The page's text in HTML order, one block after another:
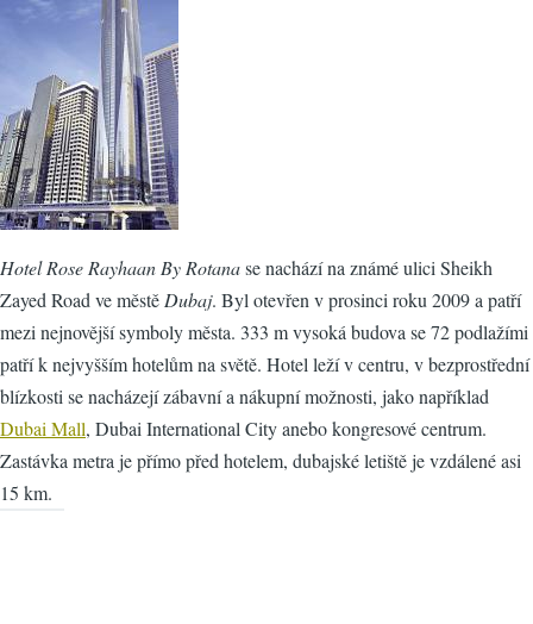
Hotel Rose Rayhaan By Rotanase nachází na známé ulici Sheikh
Zayed Road ve městě Dubaj. Byl otevřen v prosinci roku 2009 a patří
mezi nejnovější symboly města. 333 m vysoká budova se 72 podlažími
patří k nejvyšším hotelům na světě. Hotel leží v centru, v bezprostřední
blízkosti se nacházejí zábavní a nákupní možnosti, jako například
Dubai Mall, Dubai International City anebo kongresové centrum.
Zastávka metra je přímo před hotelem, dubajské letiště je vzdálené asi
15 km.